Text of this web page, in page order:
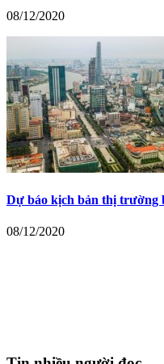
08/12/2020
Dự báo kịch bản thị trường
08/12/2020